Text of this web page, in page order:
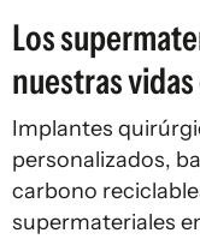
Los
nuestras
Implantes
personalizados,
carbono
supermateriales